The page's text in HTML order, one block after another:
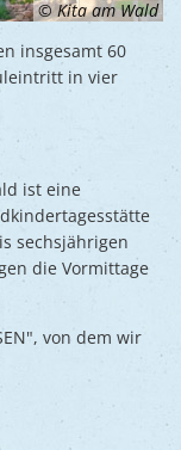
Ukraine
Wir als
Bauen,
© Kita am Wald
insgesamt 60
in vier
ist eine
sechsjährigen
die Vormittage
von dem wir